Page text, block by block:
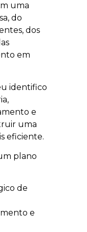
uma
do
dos
em
identifico
e
uma
eficiente.
plano
de
e